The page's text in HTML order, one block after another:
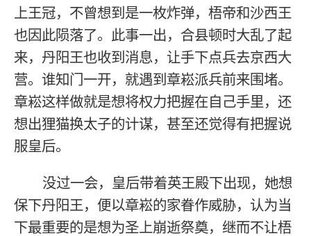
上王冠，不曾想到是一枚炸弹，梧帝和沙西王
也因此陨落了。此事一出，合县顿时大乱了起
来，丹阳王也收到消息，让手下点兵去京西大
营。谁知门一开，就遇到章崧派兵前来围堵。
章崧这样做就是想将权力把握在自己手里，还
想出狸猫换太子的计谋，甚至还觉得有把握说
服皇后。
没过一会，皇后带着英王殿下出现，她想
保下丹阳王，便以章崧的家眷作威胁，认为当
下最重要的是想为圣上崩逝祭奠，继而不让梧